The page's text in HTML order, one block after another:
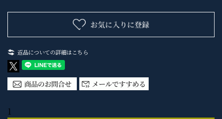
返品についての詳細はこちら
1